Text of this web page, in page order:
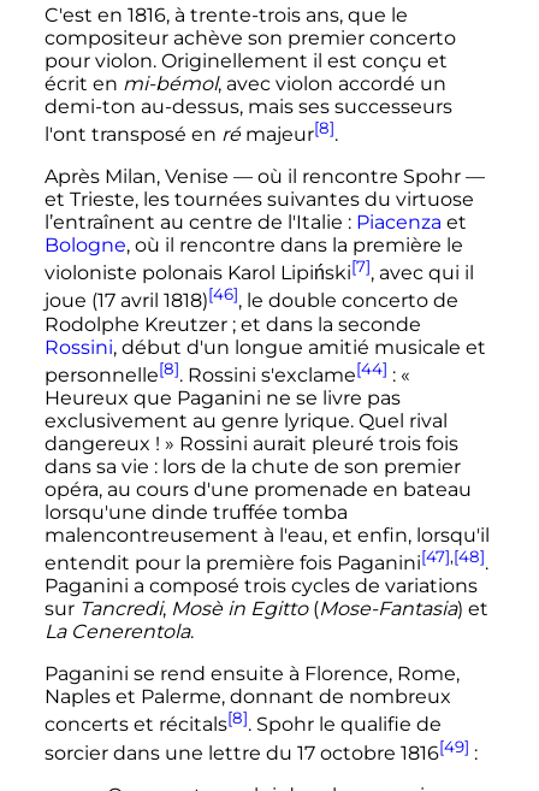
C'est en 1816, à trente-trois ans, que le
compositeur achève son premier concerto
pour violon. Originellement il est conçu et
écrit en mi-bémol, avec violon accordé un
demi-ton au-dessus, mais ses successeurs
l'ont transposé en rémajeur[8].
Après Milan, Venise — où il rencontre Spohr —
et Trieste, les tournées suivantes du virtuose
l’entraînent au centre de l'Italie : Piacenza et
Bologne, où il rencontre dans la première le
violoniste polonais Karol Lipiński[7], avec qui il
joue (17 avril 1818)[46], le double concerto de
Rodolphe Kreutzer ; et dans la seconde
Rossini, début d'un longue amitié musicale et
personnelle[8]. Rossini s'exclame[44] : «
Heureux que Paganini ne se livre pas
exclusivement au genre lyrique. Quel rival
dangereux ! » Rossini aurait pleuré trois fois
dans sa vie : lors de la chute de son premier
opéra, au cours d'une promenade en bateau
lorsqu'une dinde truffée tomba
malencontreusement à l'eau, et enfin, lorsqu'il
entendit pour la première fois Paganini[47],[48].
Paganini a composé trois cycles de variations
sur Tancredi, Mosè in Egitto(Mose-Fantasia) et
La Cenerentola.
Paganini se rend ensuite à Florence, Rome,
Naples et Palerme, donnant de nombreux
concerts et récitals[8]. Spohr le qualifie de
sorcier dans une lettre du 17 octobre 1816[49] :